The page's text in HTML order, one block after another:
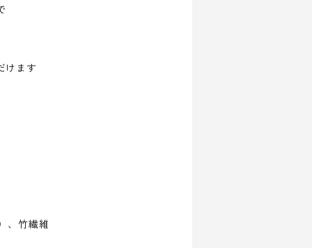
けます
、竹繊維